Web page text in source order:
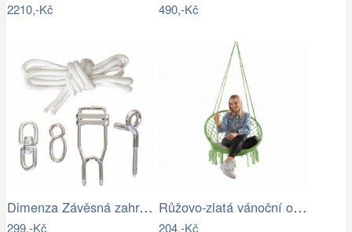
2210,-Kč 490,-Kč
Dimenza Závěsná zahradní souprava na…
299,-Kč
Růžovo-zlatá vánoční ozdoba Cupcake - Ø…
204,-Kč